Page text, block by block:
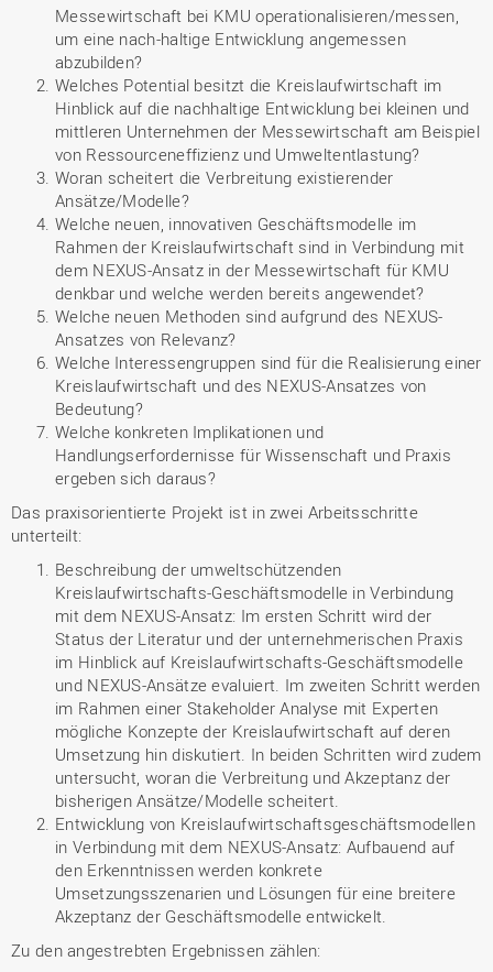
Messewirtschaft bei KMU operationalisieren/messen,
um eine nach-haltige Entwicklung angemessen
abzubilden?
Welches Potential besitzt die Kreislaufwirtschaft im
Hinblick auf die nachhaltige Entwicklung bei kleinen und
mittleren Unternehmen der Messewirtschaft am Beispiel
von Ressourceneffizienz und Umweltentlastung?
Woran scheitert die Verbreitung existierender
Ansätze/Modelle?
Welche neuen, innovativen Geschäftsmodelle im
Rahmen der Kreislaufwirtschaft sind in Verbindung mit
dem NEXUS-Ansatz in der Messewirtschaft für KMU
denkbar und welche werden bereits angewendet?
Welche neuen Methoden sind aufgrund des NEXUS-
Ansatzes von Relevanz?
Welche Interessengruppen sind für die Realisierung einer
Kreislaufwirtschaft und des NEXUS-Ansatzes von
Bedeutung?
Welche konkreten Implikationen und
Handlungserfordernisse für Wissenschaft und Praxis
ergeben sich daraus?
Das praxisorientierte Projekt ist in zwei Arbeitsschritte
unterteilt:
Beschreibung der umweltschützenden
Kreislaufwirtschafts-Geschäftsmodelle in Verbindung
mit dem NEXUS-Ansatz: Im ersten Schritt wird der
Status der Literatur und der unternehmerischen Praxis
im Hinblick auf Kreislaufwirtschafts-Geschäftsmodelle
und NEXUS-Ansätze evaluiert. Im zweiten Schritt werden
im Rahmen einer Stakeholder Analyse mit Experten
mögliche Konzepte der Kreislaufwirtschaft auf deren
Umsetzung hin diskutiert. In beiden Schritten wird zudem
untersucht, woran die Verbreitung und Akzeptanz der
bisherigen Ansätze/Modelle scheitert.
Entwicklung von Kreislaufwirtschaftsgeschäftsmodellen
in Verbindung mit dem NEXUS-Ansatz: Aufbauend auf
den Erkenntnissen werden konkrete
Umsetzungsszenarien und Lösungen für eine breitere
Akzeptanz der Geschäftsmodelle entwickelt.
Zu den angestrebten Ergebnissen zählen: